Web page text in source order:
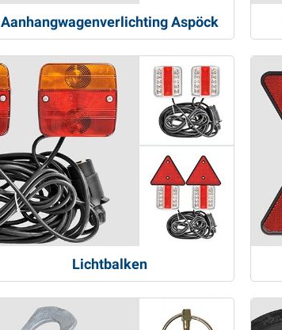
Aanhangwagenverlichting Aspöck
Lichtbalken